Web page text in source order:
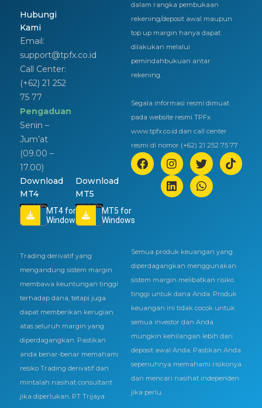
Hubungi
Kami
Email:
support@tpfx.co.id
Call Center:
(+62) 21 252
75 77
Pengaduan
Senin –
Jum’at
(09.00 –
17.00)
Download
MT4
MT4 for
Windows
Download
MT5
MT5 for
Windows
dalam rangka pembukaan
rekening/deposit awal maupun
top up margin hanya dapat
dilakukan melalui
pemindahbukuan antar
rekening.
Segala informasi resmi dimuat
pada website resmi TPFx
www.tpfx.co.id dan call center
resmi di nomor (+62) 21 252 75 77
Trading derivatif yang
mengandung sistem margin
membawa keuntungan tinggi
terhadap dana, tetapi juga
dapat memberikan kerugian
atas seluruh margin yang
diperdagangkan. Pastikan
anda benar-benar memahami
resiko Trading derivatif dan
mintalah nasihat consultant
jika diperlukan. PT Trijaya
Semua produk keuangan yang
diperdagangkan menggunakan
sistem margin melibatkan risiko
tinggi untuk dana Anda. Produk
keuangan ini tidak cocok untuk
semua investor dan Anda
mungkin kehilangan lebih dari
deposit awal Anda. Pastikan Anda
sepenuhnya memahami risikonya
dan mencari nasihat independen
jika perlu.